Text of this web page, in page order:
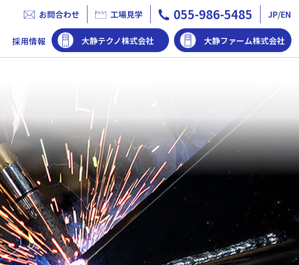
お問合わせ 工場見学 055-986-5485 JP/EN
採用情報 大静テクノ株式会社 大静ファーム株式会社